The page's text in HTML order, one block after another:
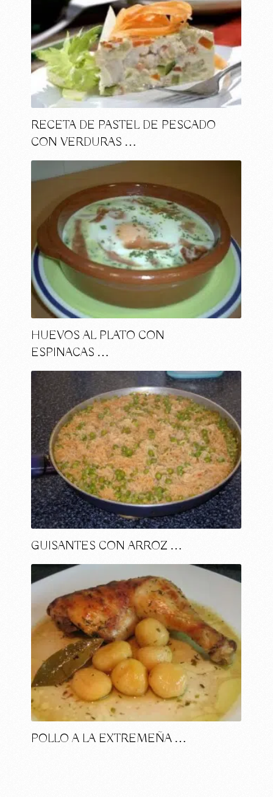
RECETA DE PASTEL DE PESCADO
CON VERDURAS …
HUEVOS AL PLATO CON
ESPINACAS …
GUISANTES CON ARROZ …
POLLO A LA EXTREMEÑA …